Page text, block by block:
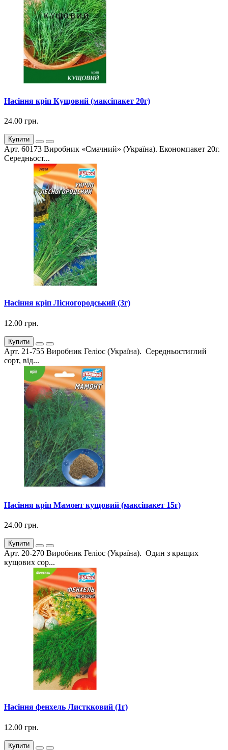
Насіння кріп Кущовий (максіпакет 20г)
24.00 грн.
Купити
Арт. 60173 Виробник «Смачний» (Україна). Економпакет 20г.
Середньост...
Насіння кріп Лісногородський (3г)
12.00 грн.
Купити
Арт. 21-755 Виробник Геліос (Україна). Середньостиглий
сорт, від...
Насіння кріп Мамонт кущовий (максіпакет 15г)
24.00 грн.
Купити
Арт. 20-270 Виробник Геліос (Україна). Один з кращих
кущових сор...
Насіння фенхель Листкковий (1г)
12.00 грн.
Купити